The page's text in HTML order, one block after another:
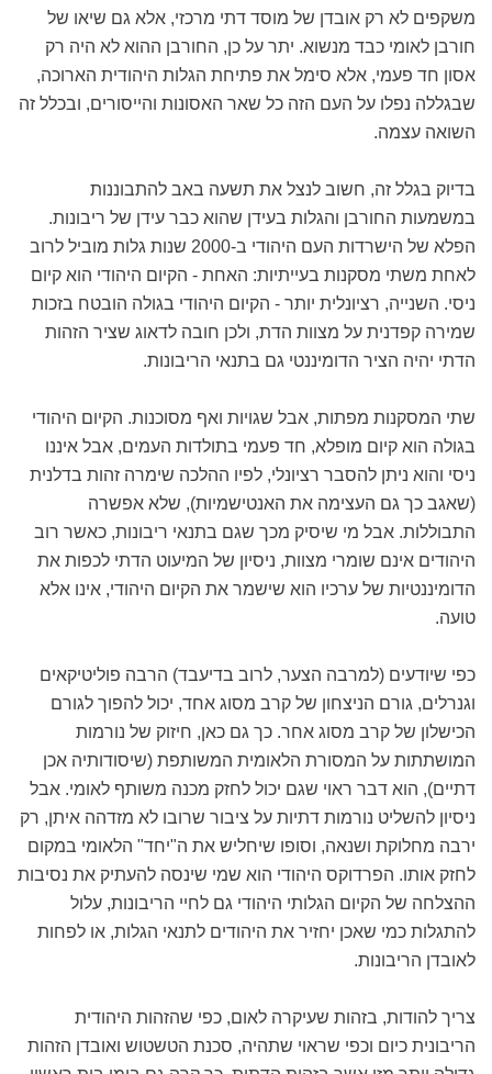
משקפים לא רק אובדן של מוסד דתי מרכזי, אלא גם שיאו של
חורבן לאומי כבד מנשוא. יתר על כן, החורבן ההוא לא היה רק
אסון חד פעמי, אלא סימל את פתיחת הגלות היהודית הארוכה,
שבגללה נפלו על העם הזה כל שאר האסונות והייסורים, ובכלל זה
השואה עצמה.
בדיוק בגלל זה, חשוב לנצל את תשעה באב להתבוננות
במשמעות החורבן והגלות בעידן שהוא כבר עידן של ריבונות.
הפלא של הישרדות העם היהודי ב-2000 שנות גלות מוביל לרוב
לאחת משתי מסקנות בעייתיות: האחת - הקיום היהודי הוא קיום
ניסי. השנייה, רציונלית יותר - הקיום היהודי בגולה הובטח בזכות
שמירה קפדנית על מצוות הדת, ולכן חובה לדאוג שציר הזהות
הדתי יהיה הציר הדומיננטי גם בתנאי הריבונות.
שתי המסקנות מפתות, אבל שגויות ואף מסוכנות. הקיום היהודי
בגולה הוא קיום מופלא, חד פעמי בתולדות העמים, אבל איננו
ניסי והוא ניתן להסבר רציונלי, לפיו ההלכה שימרה זהות בדלנית
(שאגב כך גם העצימה את האנטישמיות), שלא אפשרה
התבוללות. אבל מי שיסיק מכך שגם בתנאי ריבונות, כאשר רוב
היהודים אינם שומרי מצוות, ניסיון של המיעוט הדתי לכפות את
הדומיננטיות של ערכיו הוא שישמר את הקיום היהודי, אינו אלא
טועה.
כפי שיודעים (למרבה הצער, לרוב בדיעבד) הרבה פוליטיקאים
וגנרלים, גורם הניצחון של קרב מסוג אחד, יכול להפוך לגורם
הכישלון של קרב מסוג אחר. כך גם כאן, חיזוק של נורמות
המושתתות על המסורת הלאומית המשותפת (שיסודותיה אכן
דתיים), הוא דבר ראוי שגם יכול לחזק מכנה משותף לאומי. אבל
ניסיון להשליט נורמות דתיות על ציבור שרובו לא מזדהה איתן, רק
ירבה מחלוקת ושנאה, וסופו שיחליש את ה"יחד" הלאומי במקום
לחזק אותו. הפרדוקס היהודי הוא שמי שינסה להעתיק את נסיבות
ההצלחה של הקיום הגלותי היהודי גם לחיי הריבונות, עלול
להתגלות כמי שאכן יחזיר את היהודים לתנאי הגלות, או לפחות
לאובדן הריבונות.
צריך להודות, בזהות שעיקרה לאום, כפי שהזהות היהודית
הריבונית כיום וכפי שראוי שתהיה, סכנת הטשטוש ואובדן הזהות